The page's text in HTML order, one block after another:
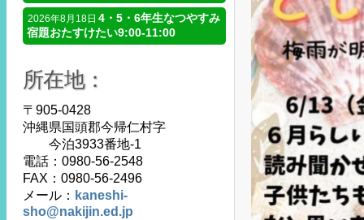
2026年8月18日 4・5・6年生なつやすみ
宿題おたすけたい9:00-11:00
所在地：
〒905-0428
沖縄県国頭郡今帰仁村字
今泊3933番地-1
電話：0980-56-2548
FAX：0980-56-2496
メール： kaneshi-
sho@nakijin.ed.jp